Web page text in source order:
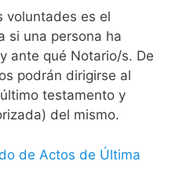
voluntades es el
si una persona ha
ante qué Notario/s. De
podrán dirigirse al
testamento y
del mismo.
de Actos de Última